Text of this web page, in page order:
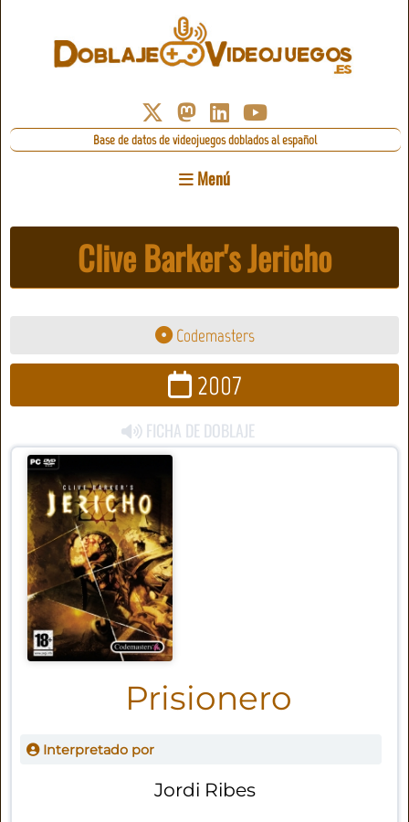
Base de datos de videojuegos doblados al español
Menú
Clive Barker's Jericho
Codemasters
2007
FICHA DE DOBLAJE
Prisionero
Interpretado por
Jordi Ribes